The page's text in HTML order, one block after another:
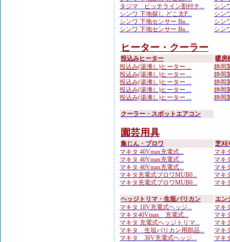
タジマ ピッチライン割付チ...
シンワ 下地探し どこ太P...
シンワ 下地センサー Ba...
シンワ 下地センサー Ba...
シン
シン
シン
シン
ヒーター・クーラー
投込みヒーター
投込み(湯沸し)ヒーター ...
投込み(湯沸し)ヒーター ...
投込み(湯沸し)ヒーター ...
投込み(湯沸し)ヒーター ...
投込み(湯沸し)ヒーター ...
暖房
静岡
静岡
静岡
静岡
静岡
クーラー・スポットエアコン
園芸用具
集じん・ブロワ
マキタ 40Vmax充電式...
マキタ 40Vmax充電式...
マキタ 40Vmax充電式...
マキタ充電式ブロワMUB0...
マキタ充電式ブロワMUB0...
芝刈
マキ
マキ
マキ
マキ
マキ
ヘッジトリマ・生垣バリカン
マキタ 18V充電式ヘッジ...
マキタ40Vmax 充電式...
マキタ 充電式ヘッジトリマ...
マキタ 生垣バリカン用部品...
マキタ 36V充電式ヘッジ...
エン
マキ
マキ
マキ
マキ
マキ